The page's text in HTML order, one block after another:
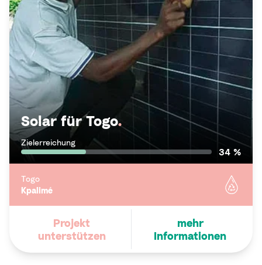
Solar für Togo.
Zielerreichung
34 %
Togo
Kpalimé
Projekt
unterstützen
mehr
Informationen